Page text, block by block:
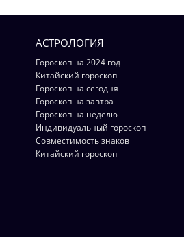
АСТРОЛОГИЯ
Гороскоп на 2024 год
Китайский гороскоп
Гороскоп на сегодня
Гороскоп на завтра
Гороскоп на неделю
Индивидуальный гороскоп
Совместимость знаков
Китайский гороскоп